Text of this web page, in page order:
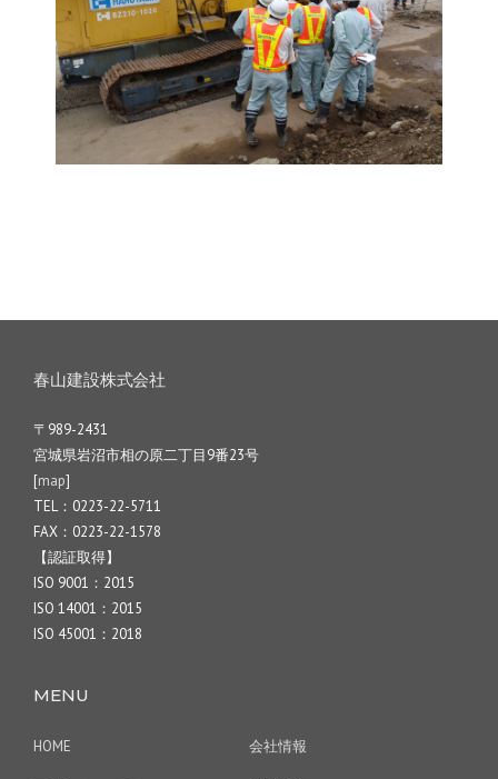
春山建設株式会社
〒989-2431
宮城県岩沼市相の原二丁目9番23号
[map]
TEL：0223-22-5711
FAX：0223-22-1578
【認証取得】
ISO 9001：2015
ISO 14001：2015
ISO 45001：2018
MENU
HOME 会社情報